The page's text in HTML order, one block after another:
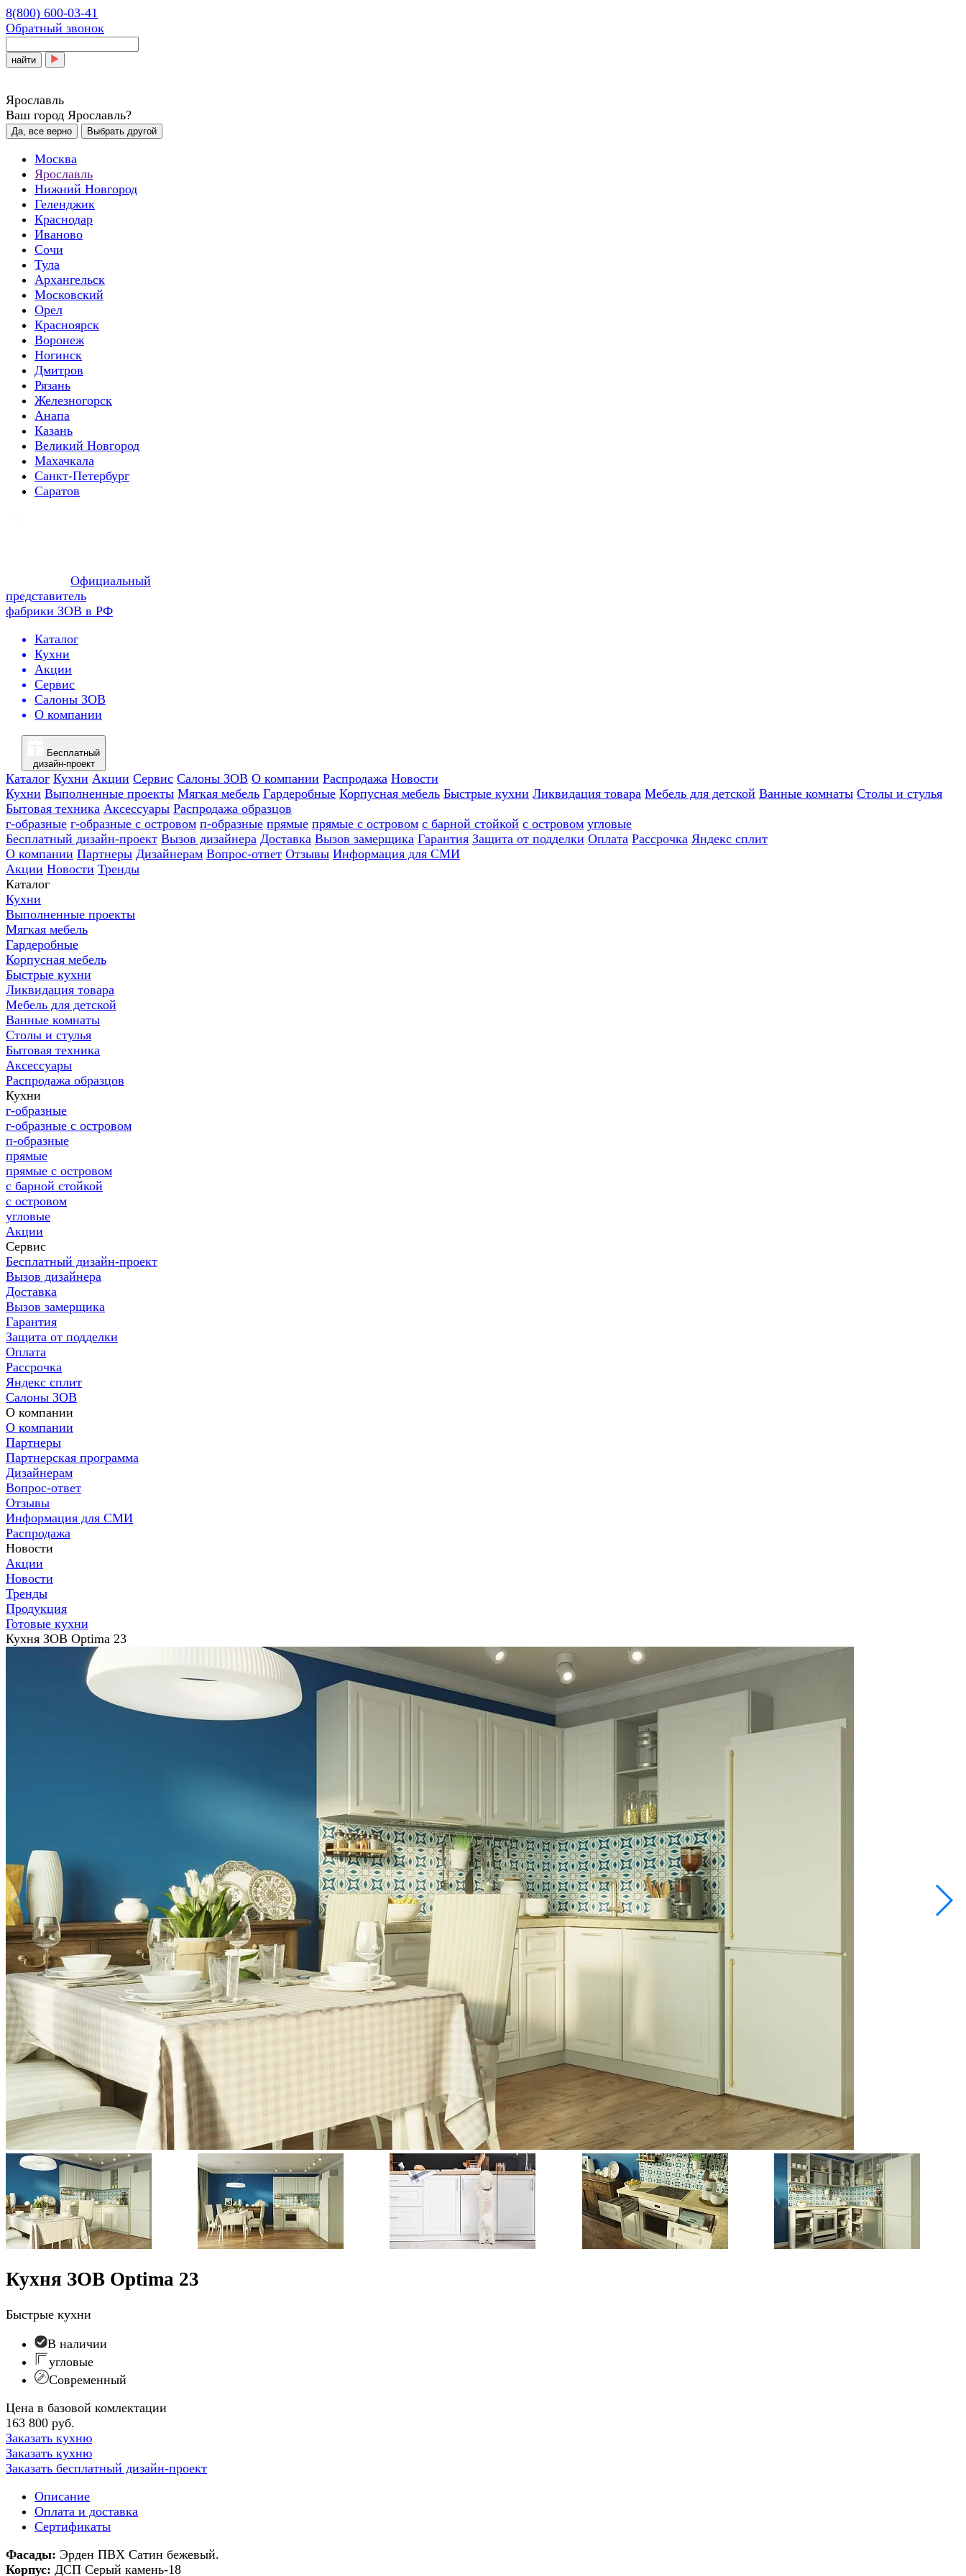
8(800) 600-03-41
Обратный звонок
найти
Ярославль
Ваш город Ярославль?
Да, все верно Выбрать другой
Москва
Ярославль
Нижний Новгород
Геленджик
Краснодар
Иваново
Сочи
Тула
Архангельск
Московский
Орел
Красноярск
Воронеж
Ногинск
Дмитров
Рязань
Железногорск
Анапа
Казань
Великий Новгород
Махачкала
Санкт-Петербург
Саратов
Официальный
представитель
фабрики ЗОВ в РФ
Каталог
Кухни
Акции
Сервис
Салоны ЗОВ
О компании
Бесплатный
дизайн-проект
Каталог Кухни Акции Сервис Салоны ЗОВ О компании Распродажа Новости
Кухни Выполненные проекты Мягкая мебель Гардеробные Корпусная мебель Быстрые кухни Ликвидация товара Мебель для детской Ванные комнаты Столы и стулья
Бытовая техника Аксессуары Распродажа образцов
г-образные г-образные с островом п-образные прямые прямые с островом с барной стойкой с островом угловые
Бесплатный дизайн-проект Вызов дизайнера Доставка Вызов замерщика Гарантия Защита от подделки Оплата Рассрочка Яндекс сплит
О компании Партнеры Дизайнерам Вопрос-ответ Отзывы Информация для СМИ
Акции Новости Тренды
Каталог
Кухни
Выполненные проекты
Мягкая мебель
Гардеробные
Корпусная мебель
Быстрые кухни
Ликвидация товара
Мебель для детской
Ванные комнаты
Столы и стулья
Бытовая техника
Аксессуары
Распродажа образцов
Кухни
г-образные
г-образные с островом
п-образные
прямые
прямые с островом
с барной стойкой
с островом
угловые
Акции
Сервис
Бесплатный дизайн-проект
Вызов дизайнера
Доставка
Вызов замерщика
Гарантия
Защита от подделки
Оплата
Рассрочка
Яндекс сплит
Салоны ЗОВ
О компании
О компании
Партнеры
Партнерская программа
Дизайнерам
Вопрос-ответ
Отзывы
Информация для СМИ
Распродажа
Новости
Акции
Новости
Тренды
Продукция
Готовые кухни
Кухня ЗОВ Optima 23
Кухня ЗОВ Optima 23
Быстрые кухни
В наличии
угловые
Современный
Цена в базовой комлектации
163 800 руб.
Заказать кухню
Заказать кухню
Заказать бесплатный дизайн-проект
Описание
Оплата и доставка
Сертификаты
Фасады: Эрден ПВХ Сатин бежевый.
Корпус: ДСП Серый камень-18